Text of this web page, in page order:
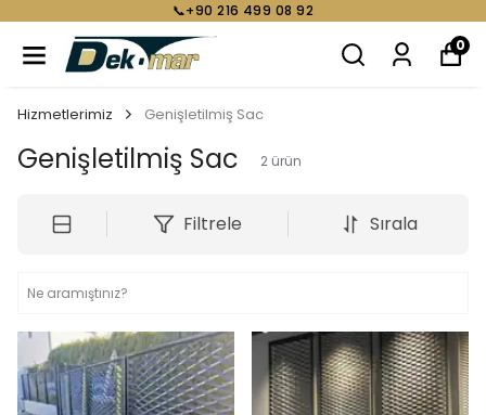
📞+90 216 499 08 92
0
Hizmetlerimiz Genişletilmiş Sac
Genişletilmiş Sac 2 ürün
Filtrele Sırala